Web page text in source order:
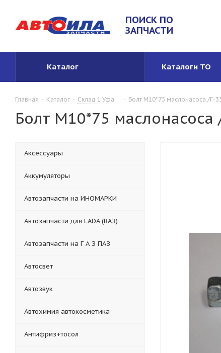
ПОИСК ПО
ЗАПЧАСТИ
Каталог Каталоги ТО
Главная - Каталог - Склад 1 Уфа - Болт М10*75 маслонасоса /Г-
Болт М10*75
Аксессуары
Аккумуляторы
Автозапчасти на ИНОМАРКИ
Автозапчасти для LADA (ВАЗ)
Автозапчасти на Г А З ПАЗ
Автосвет
Автозвук
Автохимия автокосметика
Антифриз+тосол